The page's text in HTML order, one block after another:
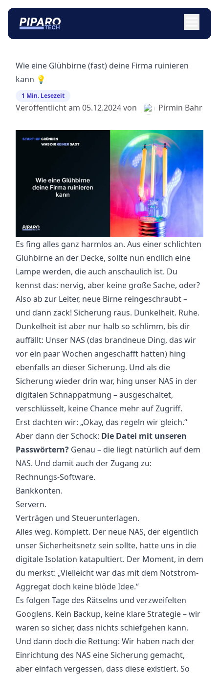
Wie eine Glühbirne (fast) deine Firma ruinieren
kann 💡
1 Min. Lesezeit
Veröffentlicht am 05.12.2024von Pirmin Bahr
Es fing alles ganz harmlos an. Aus einer schlichten
Glühbirne an der Decke, sollte nun endlich eine
Lampe werden, die auch anschaulich ist. Du
kennst das: nervig, aber keine große Sache, oder?
Also ab zur Leiter, neue Birne reingeschraubt –
und dann zack! Sicherung raus. Dunkelheit. Ruhe.
Dunkelheit ist aber nur halb so schlimm, bis dir
auffällt: Unser NAS (das brandneue Ding, das wir
vor ein paar Wochen angeschafft hatten) hing
ebenfalls an dieser Sicherung. Und als die
Sicherung wieder drin war, hing unser NAS in der
digitalen Schnappatmung – ausgeschaltet,
verschlüsselt, keine Chance mehr auf Zugriff.
Erst dachten wir: „Okay, das regeln wir gleich.“
Aber dann der Schock: Die Datei mit unseren
Passwörtern? Genau – die liegt natürlich auf dem
NAS. Und damit auch der Zugang zu:
Rechnungs-Software.
Bankkonten.
Servern.
Verträgen und Steuerunterlagen.
Alles weg. Komplett. Der neue NAS, der eigentlich
unser Sicherheitsnetz sein sollte, hatte uns in die
digitale Isolation katapultiert. Der Moment, in dem
du merkst: „Vielleicht war das mit dem Notstrom-
Aggregat doch keine blöde Idee.“
Es folgen Tage des Rätselns und verzweifelten
Googlens. Kein Backup, keine klare Strategie – wir
waren so sicher, dass nichts schiefgehen kann.
Und dann doch die Rettung: Wir haben nach der
Einrichtung des NAS eine Sicherung gemacht,
aber einfach vergessen, dass diese existiert. So